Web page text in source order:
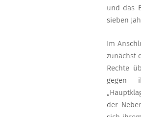
und das
sieben
Im
zunächst
Rechte
gegen
der